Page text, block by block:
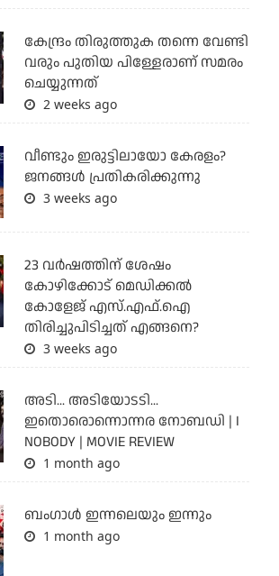
കേന്ദ്രം തിരുത്തുക തന്നെ വേണ്ടി
വരും പുതിയ പിള്ളേരാണ് സമരം
ചെയ്യുന്നത്
2 weeks ago
വീണ്ടും ഇരുട്ടിലായോ കേരളം?
ജനങ്ങൾ പ്രതികരിക്കുന്നു
3 weeks ago
23 വർഷത്തിന് ശേഷം
കോഴിക്കോട് മെഡിക്കൽ
കോളേജ് എസ്.എഫ്.ഐ
തിരിച്ചുപിടിച്ചത് എങ്ങനെ?
3 weeks ago
അടി... അടിയോടടി...
ഇതൊരൊന്നൊന്നര നോബഡി | I
NOBODY | MOVIE REVIEW
1 month ago
ബംഗാള്‍ ഇന്നലെയും ഇന്നും
1 month ago